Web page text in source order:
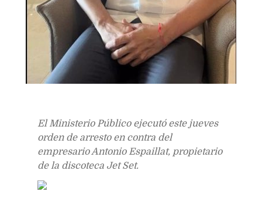
El Ministerio Público ejecutó este jueves
orden de arresto en contra del
empresario Antonio Espaillat, propietario
de la discoteca Jet Set.